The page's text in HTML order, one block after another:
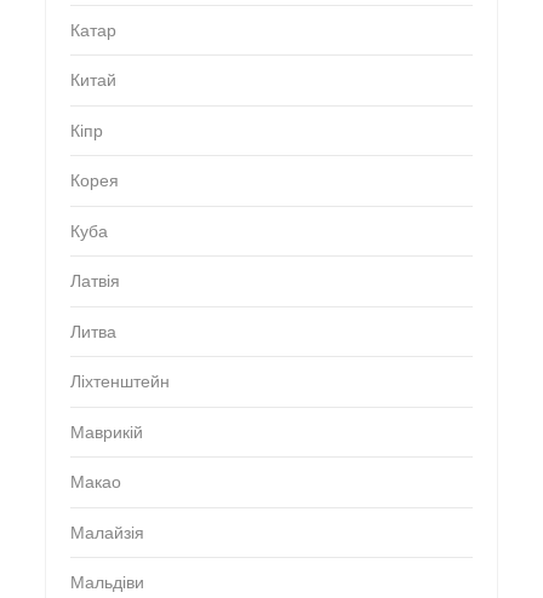
Катар
Китай
Кіпр
Корея
Куба
Латвія
Литва
Ліхтенштейн
Маврикій
Макао
Малайзія
Мальдіви